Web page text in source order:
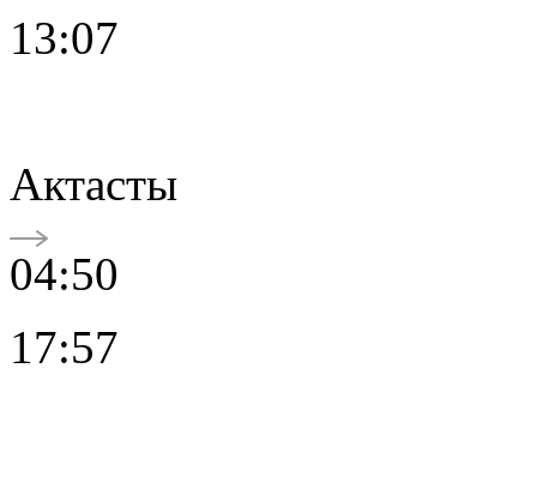
13:07
Актасты
04:50
17:57